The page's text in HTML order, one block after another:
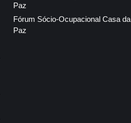
Paz
Fórum Sócio-Ocupacional Casa da
Paz